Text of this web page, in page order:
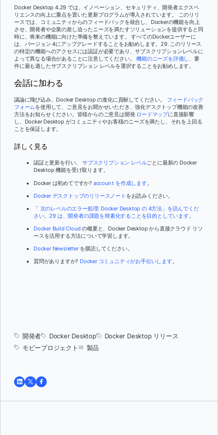
Docker Desktop 4.29 では、イノベーション、セキュリティ、開発者エクスペ
リエンスの向上に重点を置いた更新プログラムが導入されています。 このリリ
ースでは、コミュニティからのフィードバックを統合し、Dockerの機能を向上
させ、開発者や企業の差し迫ったニーズを満たすソリューションを提供すると同
時に、将来の機能に向けた準備を整えています。 すべてのDockerユーザーに
は、バージョン 4にアップグレードすることをお勧めします。29. このリリース
の特定の機能へのアクセスには認証が必要であり、サブスクリプションレベルに
よって異なる場合があることに注意してください。機能のニーズを評価し 、要
件に最も適したサブスクリプション レベルを選択することをお勧めします。
会話に加わる
議論に飛び込み、Docker Desktop の進化に貢献してください。 フィードバック
フォームを使用して、ご意見をお聞かせいただき、強化デスクトップ機能の改善
方法をお知らせください。皆様からのご意見は開発 ロードマップに直接影響
し、Docker Desktop がコミュニティやお客様のニーズを満たし、それを上回る
ことを保証します。
詳しく見る
認証と更新を行い、サブスクリプション レベルごとに最新の Docker
Desktop 機能を受け取ります。
Docker は初めてですか? accoun t を作成します。
Docker デスクトップのリリースノート をお読みください。
「 次のレベルのエラー処理: Docker Desktop の 4方法」を読んでくだ
さい。29 は、開発者の課題を簡素化することを目的としています。
Docker Build Cloud の概要と、Docker Desktop から直接クラウド リソ
ースを活用する方法について学習します。
Docker Newsletterを購読してください。
質問がありますか? Docker コミュニティがお手伝いします。
開発者 Docker Desktop
Docker Desktop リリース
モビープロジェクト
製品